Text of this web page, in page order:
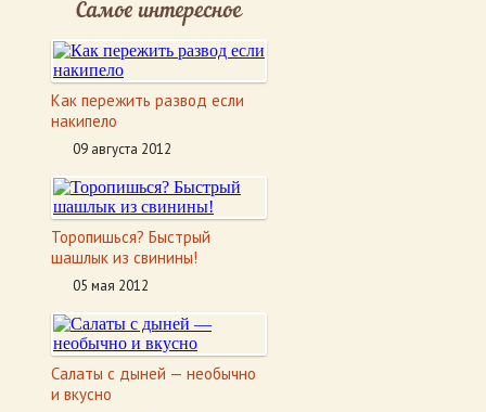
Самое интересное
Как пережить развод если
накипело
09 августа 2012
Торопишься? Быстрый
шашлык из свинины!
05 мая 2012
Салаты с дыней — необычно
и вкусно